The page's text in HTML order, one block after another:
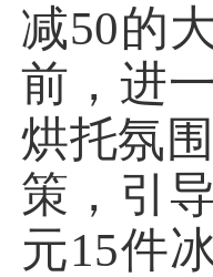
减50的
前，进
烘托氛
策，引
元15件